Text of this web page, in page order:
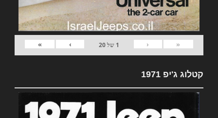
«
‹
1 של20
›
»
קטלוג ג'יפ 1971